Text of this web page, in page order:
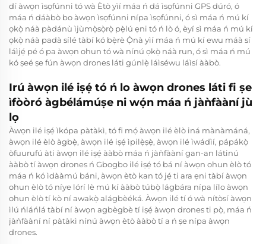
dí àwọn ìsọfúnni tó wà Ètò yìí máa ń dá ìsọfúnni GPS dúró, ó
máa ń dáàbò bo àwọn ìsọfúnni nípa ìsọfúnni, ó sì máa ń mú kí
ọkọ̀ náà pàdánù ìjùmọ̀sọ̀rọ̀ pẹ̀lú ẹni tó ń lò ó, èyí sì máa ń mú kí
ọkọ̀ náà padà sílé tàbí kó bẹ̀rè Ọ̀nà yìí máa ń mú kí ewu máà sí
láìjẹ́ pé ó pa àwọn ohun tó wà nínú ọkọ̀ náà run, ó sì máa ń mú
kó ṣeé ṣe fún àwọn drones láti gúnlẹ̀ láìséwu láìsí ààbò.
Irú àwọn ilé iṣẹ́ tó ń lo àwọn drones láti fi ṣe
ìfòòró àgbélámúṣe ni wọ́n máa ń jàǹfààní jù
lọ
Àwọn ilé iṣẹ́ ìkópa pàtàkì, tó fi mọ́ àwọn ilé èlò iná mànàmáná,
àwọn ilé èlò àgbẹ̀, àwọn ilé iṣẹ́ ìpilẹ̀ṣẹ̀, àwọn ilé ìwádìí, pápákọ̀
òfuurufú àti àwọn ilé iṣẹ́ ààbò máa ń jàǹfààní gan-an látinú
ààbò tí àwọn drones ń Gbogbo ilé iṣẹ́ tó bá ní àwọn ohun èlò tó
máa ń kó ìdààmú báni, àwọn ètò kan tó jẹ́ ti ara ẹni tàbí àwọn
ohun èlò tó níye lórí lè mú kí ààbò túbọ̀ lágbára nípa lílo àwọn
ohun èlò tí kò ní awakọ̀ alágbèéká. Àwọn ilé tí ó wà nítòsí àwọn
ìlú ńláńlá tàbí ní àwọn agbègbè tí iṣẹ́ àwọn drones ti pọ̀, máa ń
jàǹfààní ní pàtàkì nínú àwọn ètò ààbò tí a ń ṣe nípa àwọn
drones.